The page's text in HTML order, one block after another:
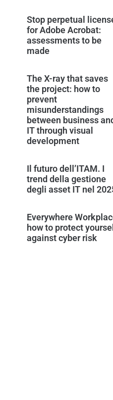
Stop perpetual
for Adobe Acrobat:
assessments to be
made
The X-ray that saves
the project: how to
prevent
misunderstandings
between business
IT through visual
development
Il futuro dell’ITAM. I
trend della gestione
degli asset IT nel
Everywhere
how to protect
against cyber risk